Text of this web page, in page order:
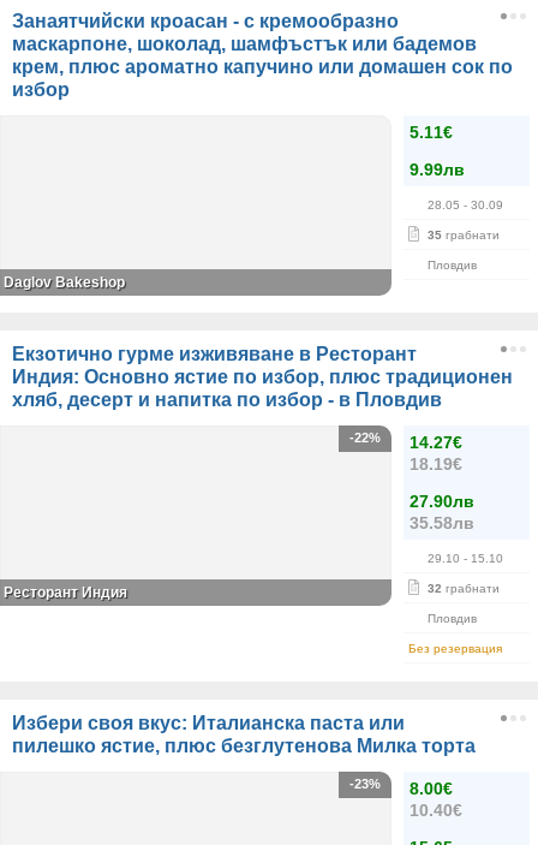
Занаятчийски кроасан - с кремообразно
маскарпоне, шоколад, шамфъстък или бадемов
крем, плюс ароматно капучино или домашен сок по
избор
5.11€
9.99лв
28.05 - 30.09
35 грабнати
Пловдив
Daglov Bakeshop
Екзотично гурме изживяване в Ресторант
Индия: Основно ястие по избор, плюс традиционен
хляб, десерт и напитка по избор - в Пловдив
14.27€
18.19€
27.90лв
35.58лв
29.10 - 15.10
32 грабнати
Пловдив
Без резервация
-22%
Ресторант Индия
Избери своя вкус: Италианска паста или
пилешко ястие, плюс безглутенова Милка торта
8.00€
10.40€
-23%